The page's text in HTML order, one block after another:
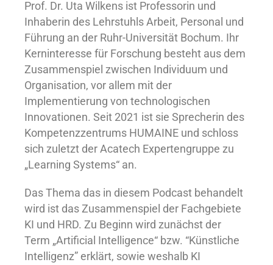
Prof. Dr. Uta Wilkens ist Professorin und
Inhaberin des Lehrstuhls Arbeit, Personal und
Führung an der Ruhr-Universität Bochum. Ihr
Kerninteresse für Forschung besteht aus dem
Zusammenspiel zwischen Individuum und
Organisation, vor allem mit der
Implementierung von technologischen
Innovationen. Seit 2021 ist sie Sprecherin des
Kompetenzzentrums HUMAINE und schloss
sich zuletzt der Acatech Expertengruppe zu
„Learning Systems“ an.
Das Thema das in diesem Podcast behandelt
wird ist das Zusammenspiel der Fachgebiete
KI und HRD. Zu Beginn wird zunächst der
Term „Artificial Intelligence“ bzw. “Künstliche
Intelligenz” erklärt, sowie weshalb KI